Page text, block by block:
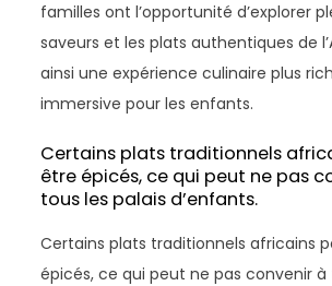
familles ont l’opportunité d’explorer
saveurs et les plats authentiques de
ainsi une expérience culinaire plus
immersive pour les enfants.
Certains plats traditionnels
être épicés, ce qui peut ne pas
tous les palais d’enfants.
Certains plats traditionnels africains
épicés, ce qui peut ne pas convenir à